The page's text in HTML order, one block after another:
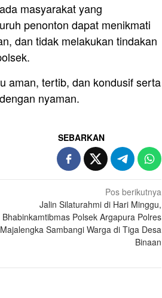
masyarakat yang
penonton dapat menikmati
dan tidak melakukan tindakan
aman, tertib, dan kondusif serta
nyaman.
SEBARKAN
Pos berikutnya
Jalin Silaturahmi di Hari Minggu,
Bhabinkamtibmas Polsek Argapura Polres
Majalengka Sambangi Warga di Tiga Desa
Binaan